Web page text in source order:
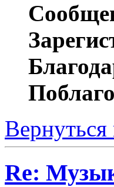
Вернуться
Re: